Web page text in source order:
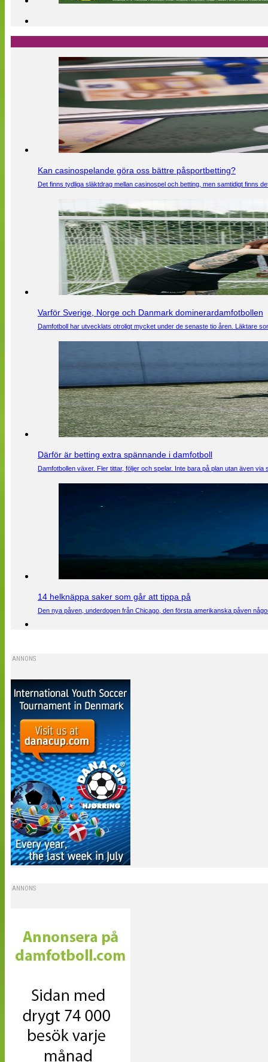
Kan casinospelande göra oss bättre påsportbetting?
Det finns tydliga släktdrag mellan casinospel och betting, men samtidigt finns
Varför Sverige, Norge och Danmark dominerardamfotbollen
Damfotboll har utvecklats otroligt mycket under de senaste tio åren. Läktare
Därför är betting extra spännande i damfotboll
Damfotbollen växer. Fler tittar, följer och spelar. Inte bara på plan utan även
14 helknäppa saker som går att tippa på
Den nya påven, underdogen från Chicago, den första amerikanska påven
ANNONS
ANNONS